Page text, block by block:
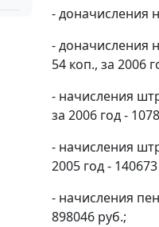
- доначисления
- доначисления
54 коп., за 2006
- начисления
за 2006 год -
- начисления
2005 год -
- начисления
898046 руб.;